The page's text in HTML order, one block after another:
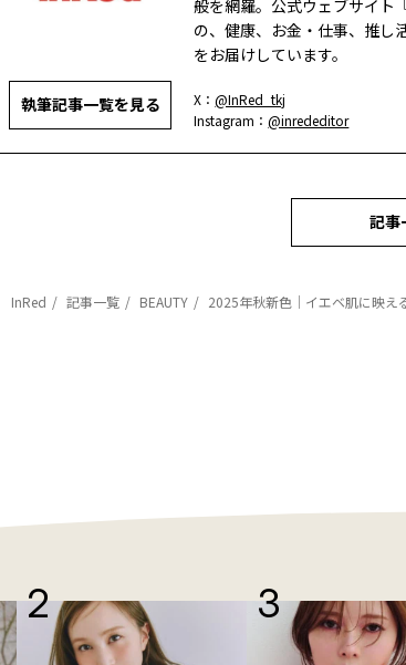
執筆記事一覧を見る
般を網羅。公式ウェブサイト
の、健康、お金・仕事、推し
をお届けしています。
X：@InRed_tkj
Instagram：@inrededitor
記事
InRed 記事一覧 BEAUTY 2025年秋新色｜イエベ肌に映え